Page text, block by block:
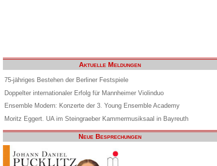
Aktuelle Meldungen
75-jähriges Bestehen der Berliner Festspiele
Doppelter internationaler Erfolg für Mannheimer Violinduo
Ensemble Modern: Konzerte der 3. Young Ensemble Academy
Moritz Eggert. UA im Steingraeber Kammermusiksaal in Bayreuth
Neue Besprechungen